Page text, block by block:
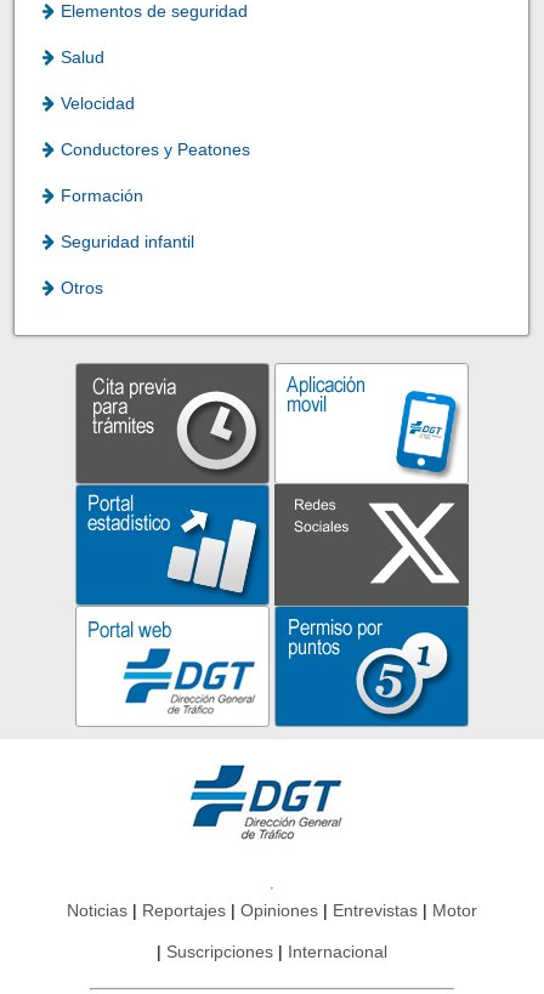
Elementos de seguridad
Salud
Velocidad
Conductores y Peatones
Formación
Seguridad infantil
Otros
Noticias Reportajes Opiniones Entrevistas Motor
Suscripciones Internacional